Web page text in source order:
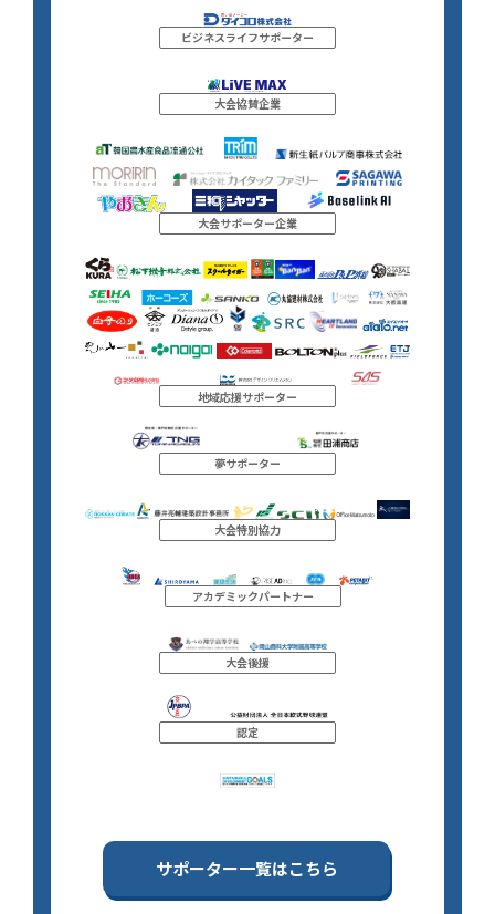
ビジネスライフサポーター
大会協賛企業
大会サポーター企業
地域応援サポーター
夢サポーター
大会特別協力
アカデミックパートナー
大会後援
認定
サポーター一覧はこちら